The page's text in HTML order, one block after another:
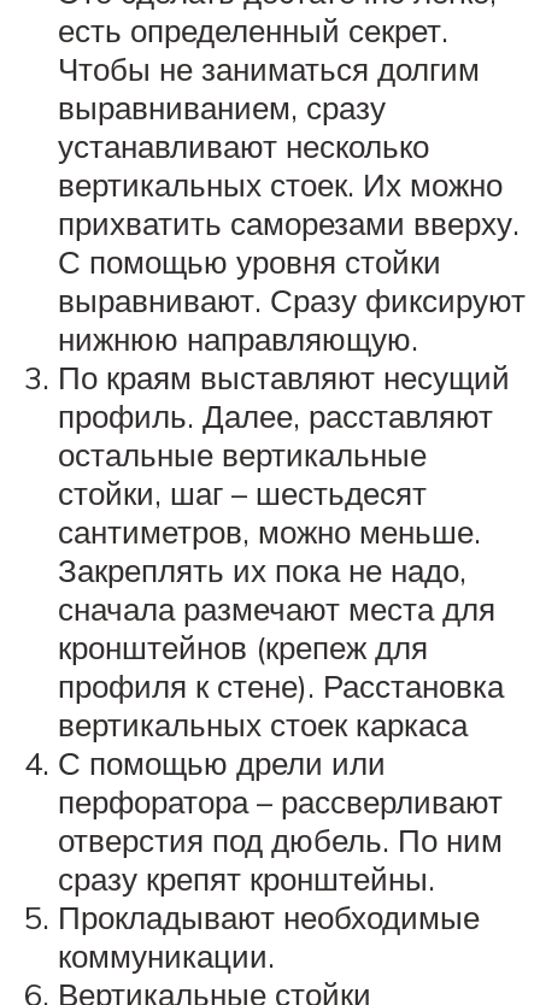
есть определенный секрет.
Чтобы не заниматься долгим
выравниванием, сразу
устанавливают несколько
вертикальных стоек. Их можно
прихватить саморезами вверху.
С помощью уровня стойки
выравнивают. Сразу фиксируют
нижнюю направляющую.
По краям выставляют несущий
профиль. Далее, расставляют
остальные вертикальные
стойки, шаг – шестьдесят
сантиметров, можно меньше.
Закреплять их пока не надо,
сначала размечают места для
кронштейнов (крепеж для
профиля к стене). Расстановка
вертикальных стоек каркаса
С помощью дрели или
перфоратора – рассверливают
отверстия под дюбель. По ним
сразу крепят кронштейны.
Прокладывают необходимые
коммуникации.
Вертикальные стойки